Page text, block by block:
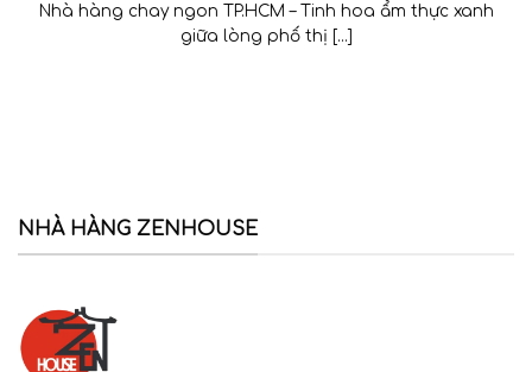
Nhà hàng chay ngon TP.HCM – Tinh hoa ẩm thực xanh
giữa lòng phố thị [...]
NHÀ HÀNG ZENHOUSE